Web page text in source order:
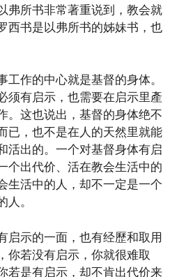
弗所书非常著重说到，教会就
西书是以弗所书的姊妹书，也
工作的中心就是基督的身体。
须有启示，也需要在启示里產
。这也说出，基督的身体绝不
已，也不是在人的天然里就能
活出的。一个对基督身体有启
个出代价、活在教会生活中的
生活中的人，却不一定是一个
人。
启示的一面，也有经歷和取用
你若没有启示，你就很难取
若是有启示，却不肯出代价来